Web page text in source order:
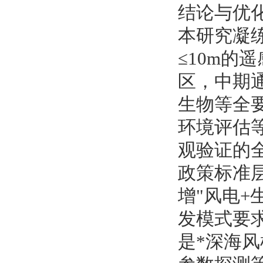
结论与优
本研究凝
≤10m的
区，中期
生物等全
环境评估
观验证的
政策标准
增"风电+
发模式要
是*深海